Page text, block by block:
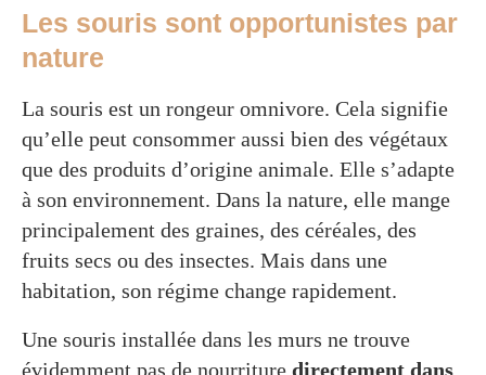
Les souris sont opportunistes par
nature
La souris est un rongeur omnivore. Cela signifie
qu’elle peut consommer aussi bien des végétaux
que des produits d’origine animale. Elle s’adapte
à son environnement. Dans la nature, elle mange
principalement des graines, des céréales, des
fruits secs ou des insectes. Mais dans une
habitation, son régime change rapidement.
Une souris installée dans les murs ne trouve
évidemment pas de nourriture directement dans